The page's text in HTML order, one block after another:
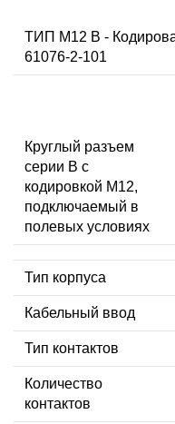
ТИП M12 B -
61076-2-101
Круглый разъем
серии B с
кодировкой M12,
подключаемый в
полевых условиях
Тип корпуса
Кабельный ввод
Тип контактов
Количество
контактов